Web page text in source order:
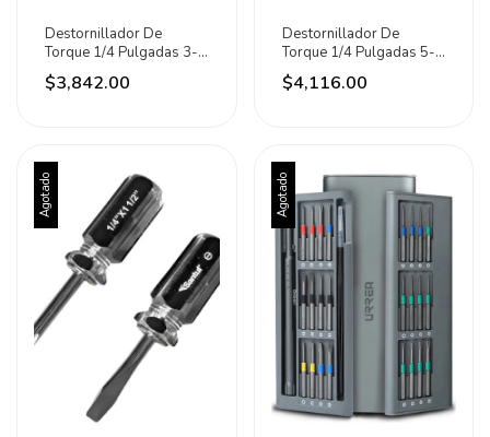
Destornillador De
Torque 1/4 Pulgadas 3-
15in-lb Urrea
$3,842.00
Destornillador De
Torque 1/4 Pulgadas 5-
25in-lb Urrea
$4,116.00
Agotado Agotado